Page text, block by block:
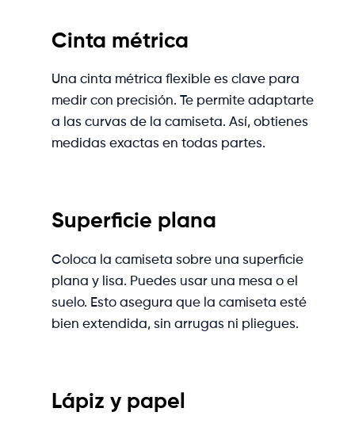
Cinta métrica
Una cinta métrica flexible es clave para
medir con precisión. Te permite adaptarte
a las curvas de la camiseta. Así, obtienes
medidas exactas en todas partes.
Superficie plana
Coloca la camiseta sobre una superficie
plana y lisa. Puedes usar una mesa o el
suelo. Esto asegura que la camiseta esté
bien extendida, sin arrugas ni pliegues.
Lápiz y papel